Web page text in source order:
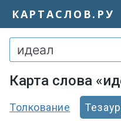
КАРТАСЛОВ.РУ
Карта слова
Толкование